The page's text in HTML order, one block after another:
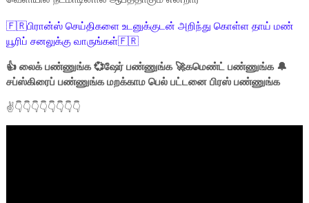
🇫🇷பிரான்ஸ் செய்திகளை உடனுக்குடன் அறிந்து கொள்ள தாய் மண்
யூரிப் சனலுக்கு வாருங்கள்🇫🇷
👍 லைக் பண்ணுங்க 💞ஷேர் பண்ணுங்க 🚀கமெண்ட் பண்ணுங்க 🔔
சப்ஸ்கிரைப் பண்ணுங்க மறக்காம பெல் பட்டனை பிரஸ் பண்ணுங்க
✌👇👇👇👇👇👇👇👇